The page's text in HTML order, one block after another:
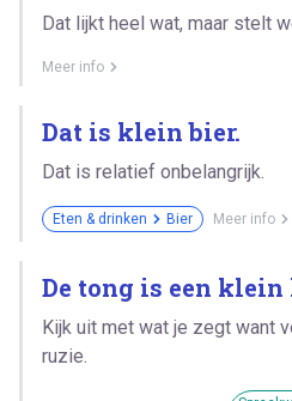
Dat lijkt heel wat, maar stelt
Meer info
Dat is klein bier.
Dat is relatief onbelangrijk.
Eten & drinken Bier Meer info
De tong is een klein
Kijk uit met wat je zegt want
ruzie.